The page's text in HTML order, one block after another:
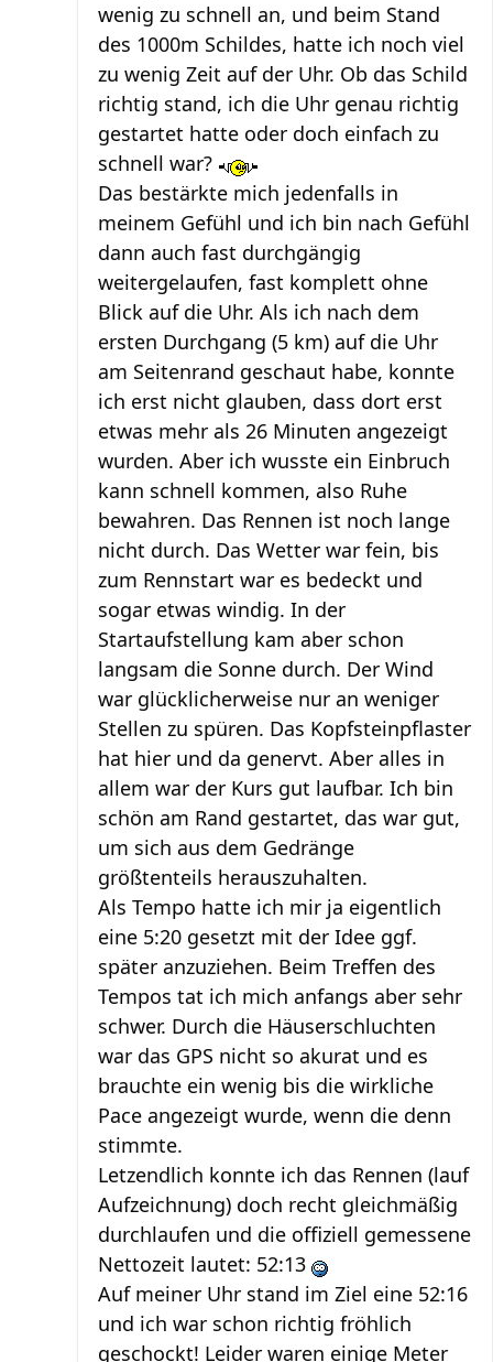
wenig zu schnell an, und beim Stand
des 1000m Schildes, hatte ich noch viel
zu wenig Zeit auf der Uhr. Ob das Schild
richtig stand, ich die Uhr genau richtig
gestartet hatte oder doch einfach zu
schnell war?
Das bestärkte mich jedenfalls in
meinem Gefühl und ich bin nach Gefühl
dann auch fast durchgängig
weitergelaufen, fast komplett ohne
Blick auf die Uhr. Als ich nach dem
ersten Durchgang (5 km) auf die Uhr
am Seitenrand geschaut habe, konnte
ich erst nicht glauben, dass dort erst
etwas mehr als 26 Minuten angezeigt
wurden. Aber ich wusste ein Einbruch
kann schnell kommen, also Ruhe
bewahren. Das Rennen ist noch lange
nicht durch. Das Wetter war fein, bis
zum Rennstart war es bedeckt und
sogar etwas windig. In der
Startaufstellung kam aber schon
langsam die Sonne durch. Der Wind
war glücklicherweise nur an weniger
Stellen zu spüren. Das Kopfsteinpflaster
hat hier und da genervt. Aber alles in
allem war der Kurs gut laufbar. Ich bin
schön am Rand gestartet, das war gut,
um sich aus dem Gedränge
größtenteils herauszuhalten.
Als Tempo hatte ich mir ja eigentlich
eine 5:20 gesetzt mit der Idee ggf.
später anzuziehen. Beim Treffen des
Tempos tat ich mich anfangs aber sehr
schwer. Durch die Häuserschluchten
war das GPS nicht so akurat und es
brauchte ein wenig bis die wirkliche
Pace angezeigt wurde, wenn die denn
stimmte.
Letzendlich konnte ich das Rennen (lauf
Aufzeichnung) doch recht gleichmäßig
durchlaufen und die offiziell gemessene
Nettozeit lautet: 52:13
Auf meiner Uhr stand im Ziel eine 52:16
und ich war schon richtig fröhlich
geschockt! Leider waren einige Meter